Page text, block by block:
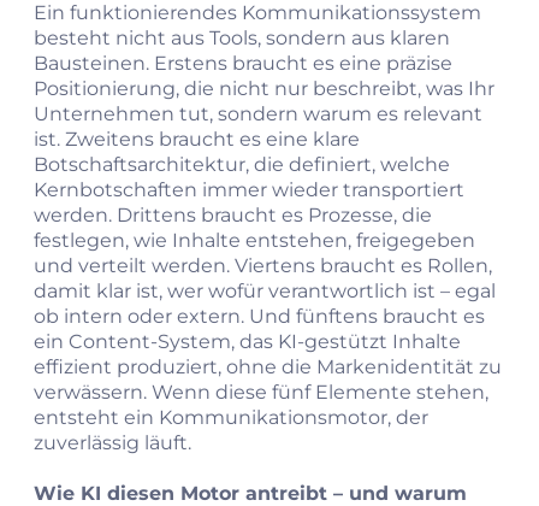
Ein funktionierendes Kommunikationssystem
besteht nicht aus Tools, sondern aus klaren
Bausteinen. Erstens braucht es eine präzise
Positionierung, die nicht nur beschreibt, was Ihr
Unternehmen tut, sondern warum es relevant
ist. Zweitens braucht es eine klare
Botschaftsarchitektur, die definiert, welche
Kernbotschaften immer wieder transportiert
werden. Drittens braucht es Prozesse, die
festlegen, wie Inhalte entstehen, freigegeben
und verteilt werden. Viertens braucht es Rollen,
damit klar ist, wer wofür verantwortlich ist – egal
ob intern oder extern. Und fünftens braucht es
ein Content‑System, das KI‑gestützt Inhalte
effizient produziert, ohne die Markenidentität zu
verwässern. Wenn diese fünf Elemente stehen,
entsteht ein Kommunikationsmotor, der
zuverlässig läuft.
Wie KI diesen Motor antreibt – und warum